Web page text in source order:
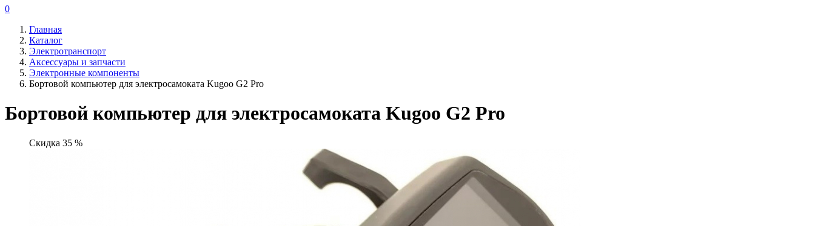
0
Главная
Каталог
Электротранспорт
Аксессуары и запчасти
Электронные компоненты
Бортовой компьютер для электросамоката Kugoo G2 Pro
Бортовой компьютер для электросамоката Kugoo G2 Pro
Скидка 35 %